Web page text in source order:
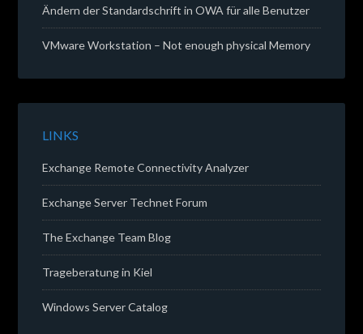
Ändern der Standardschrift in OWA für alle Benutzer
VMware Workstation – Not enough physical Memory
LINKS
Exchange Remote Connectivity Analyzer
Exchange Server Technet Forum
The Exchange Team Blog
Trageberatung in Kiel
Windows Server Catalog